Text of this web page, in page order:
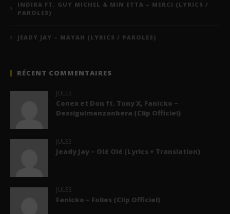
INDIRA FT. GUY MICHEL & MIN ETTA – MERCI (LYRICS /
PAROLES)
JEADY JAY – MAYAH (LYRICS / PAROLES)
RÉCENT COMMENTAIRES
JULES
Conex et Don ft. Tony X, Fanicko –
Dessiguimanzanbera (Clip Officiel)
JULES
Jeady Jay – Olé Olé (Lyrics + Translation)
JULES
Fanicko – Folies (Clip Officiel)